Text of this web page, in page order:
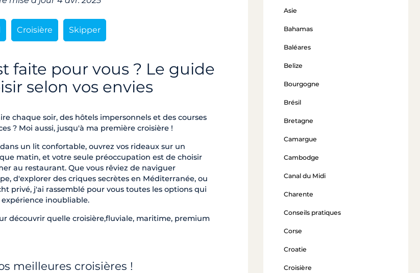
Croisière Skipper
faite pour vous ? Le guide
selon vos envies
chaque soir, des hôtels impersonnels et des courses
? Moi aussi, jusqu'à ma première croisière !
un lit confortable, ouvrez vos rideaux sur un
matin, et votre seule préoccupation est de choisir
au restaurant. Que vous rêviez de naviguer
d'explorer des criques secrètes en Méditerranée, ou
privé, j'ai rassemblé pour vous toutes les options qui
inoubliable.
découvrir quelle croisière,fluviale, maritime, premium
meilleures croisières !
Asie
Bahamas
Baléares
Belize
Bourgogne
Brésil
Bretagne
Camargue
Cambodge
Canal du Midi
Charente
Conseils pratiques
Corse
Croatie
Croisière